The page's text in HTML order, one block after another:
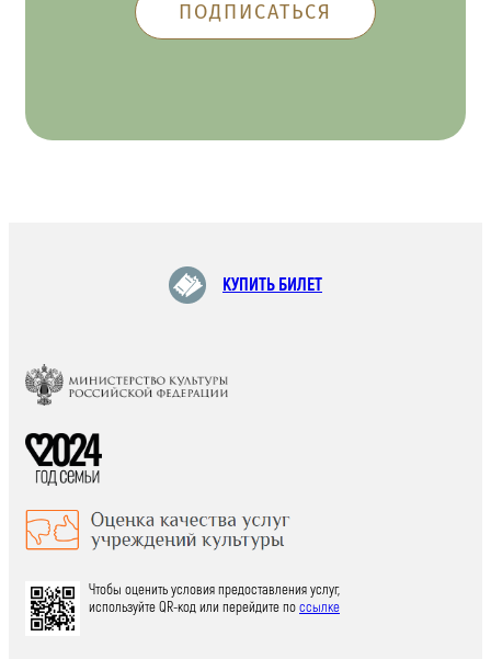
КУПИТЬ БИЛЕТ
Чтобы оценить условия предоставления услуг,
используйте QR-код или перейдите поссылке